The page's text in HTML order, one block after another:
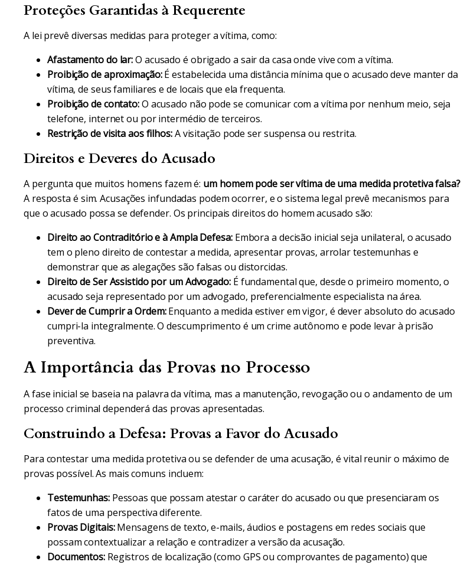
Proteções Garantidas à Requerente
A lei prevê diversas medidas para proteger a vítima, como:
Afastamento do lar:O acusado é obrigado a sair da casa onde vive com a vítima.
Proibição de aproximação:É estabelecida uma distância mínima que o acusado deve manter da
vítima, de seus familiares e de locais que ela frequenta.
Proibição de contato:O acusado não pode se comunicar com a vítima por nenhum meio, seja
telefone, internet ou por intermédio de terceiros.
Restrição de visita aos filhos:A visitação pode ser suspensa ou restrita.
Direitos e Deveres do Acusado
A pergunta que muitos homens fazem é: um homem pode ser vítima de uma medida protetiva falsa?
A resposta é sim. Acusações infundadas podem ocorrer, e o sistema legal prevê mecanismos para
que o acusado possa se defender. Os principais direitos do homem acusado são:
Direito ao Contraditório e à Ampla Defesa:Embora a decisão inicial seja unilateral, o acusado
tem o pleno direito de contestar a medida, apresentar provas, arrolar testemunhas e
demonstrar que as alegações são falsas ou distorcidas.
Direito de Ser Assistido por um Advogado:É fundamental que, desde o primeiro momento, o
acusado seja representado por um advogado, preferencialmente especialista na área.
Dever de Cumprir a Ordem:Enquanto a medida estiver em vigor, é dever absoluto do acusado
cumpri-la integralmente. O descumprimento é um crime autônomo e pode levar à prisão
preventiva.
A Importância das Provas no Processo
A fase inicial se baseia na palavra da vítima, mas a manutenção, revogação ou o andamento de um
processo criminal dependerá das provas apresentadas.
Construindo a Defesa: Provas a Favor do Acusado
Para contestar uma medida protetiva ou se defender de uma acusação, é vital reunir o máximo de
provas possível. As mais comuns incluem:
Testemunhas:Pessoas que possam atestar o caráter do acusado ou que presenciaram os
fatos de uma perspectiva diferente.
Provas Digitais:Mensagens de texto, e-mails, áudios e postagens em redes sociais que
possam contextualizar a relação e contradizer a versão da acusação.
Documentos:Registros de localização (como GPS ou comprovantes de pagamento) que